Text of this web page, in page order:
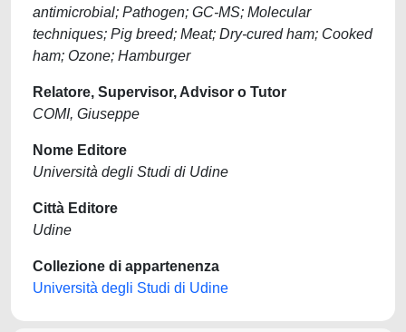
antimicrobial; Pathogen; GC-MS; Molecular
techniques; Pig breed; Meat; Dry-cured ham; Cooked
ham; Ozone; Hamburger
Relatore, Supervisor, Advisor o Tutor
COMI, Giuseppe
Nome Editore
Università degli Studi di Udine
Città Editore
Udine
Collezione di appartenenza
Università degli Studi di Udine